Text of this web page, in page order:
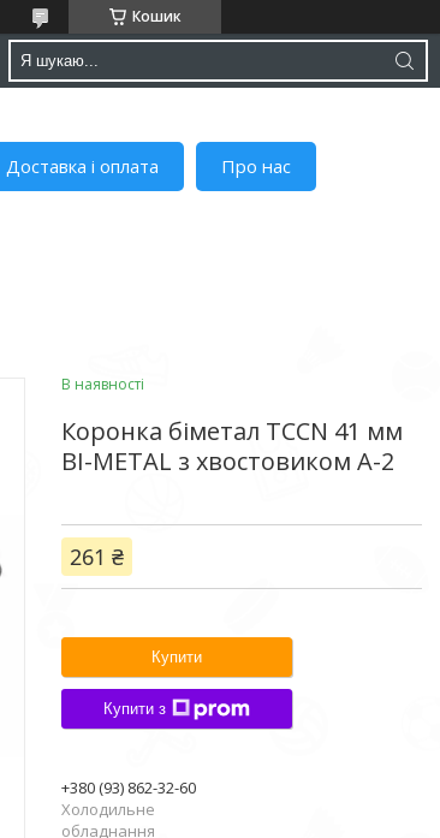
Кошик
Доставка і оплата Про нас
В наявності
Коронка біметал TCCN 41 мм
BI-METAL з хвостовиком А-2
261 ₴
Купити
Купити з
+380 (93) 862-32-60
Холодильне
обладнання